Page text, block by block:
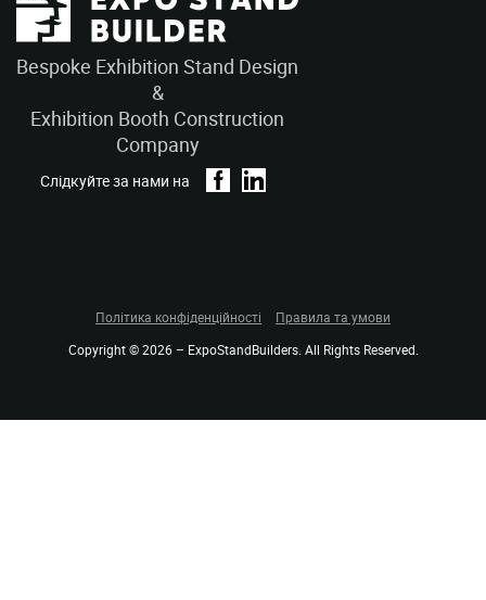
Bespoke Exhibition Stand Design
&
Exhibition Booth Construction
Company
Слідкуйте за нами на
Політика конфіденційності
Правила та умови
Copyright © 2026 – ExpoStandBuilders. All Rights Reserved.